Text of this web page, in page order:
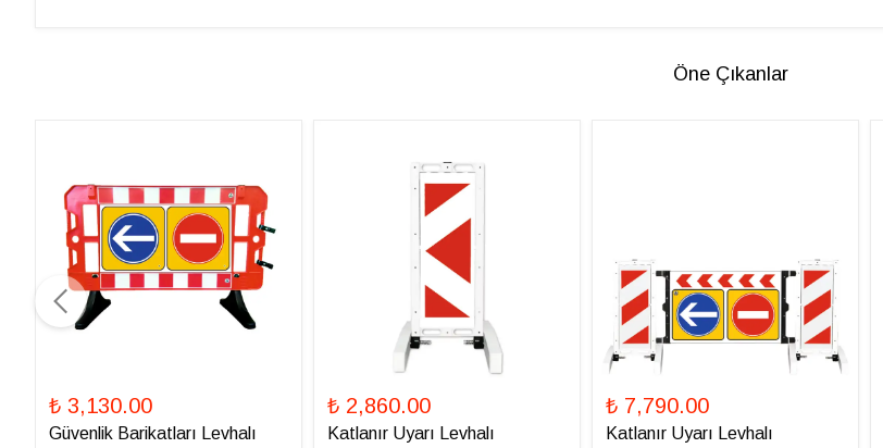
Öne Çıkanlar
₺ 3,130.00
Güvenlik Barikatları Levhalı
₺ 2,860.00
Katlanır Uyarı Levhalı
₺ 7,790.00
Katlanır Uyarı Levhalı